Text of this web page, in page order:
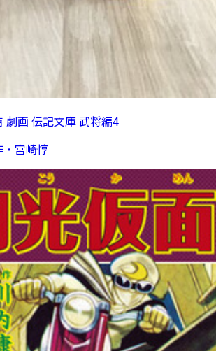
劇画 伝記文庫 武将編4
宮崎惇